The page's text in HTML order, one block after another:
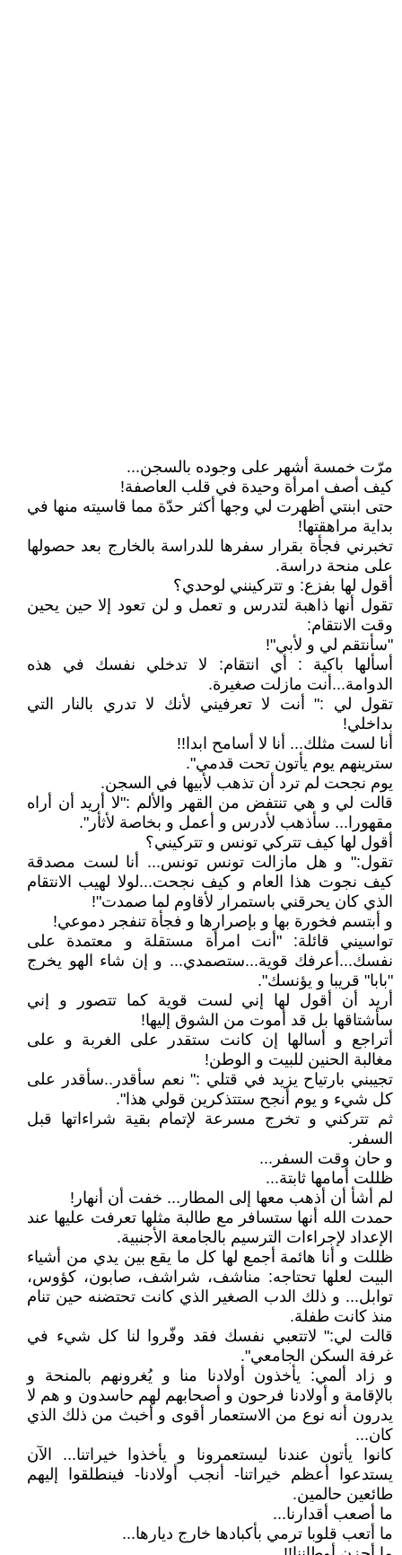
مرّت خمسة أشهر على وجوده بالسجن...
كيف أصف امرأة وحيدة في قلب العاصفة!
حتى ابنتي أظهرت لي وجها أكثر حدّة مما قاسيته منها في
بداية مراهقتها!
تخبرني فجأة بقرار سفرها للدراسة بالخارج بعد حصولها
على منحة دراسة.
أقول لها بفزع: و تتركينني لوحدي؟
تقول أنها ذاهبة لتدرس و تعمل و لن تعود إلا حين يحين
وقت الانتقام:
ʺسأنتقم لي و لأبيʺ!
أسألها باكية : أي انتقام: لا تدخلي نفسك في هذه
الدوامة...أنت مازلت صغيرة.
تقول لي :ʺ أنت لا تعرفيني لأنك لا تدري بالنار التي
بداخلي!
أنا لست مثلك... أنا لا أسامح ابدا!!
سترينهم يوم يأتون تحت قدميʺ.
يوم نجحت لم ترد أن تذهب لأبيها في السجن.
قالت لي و هي تنتفض من القهر والألم :ʺلا أريد أن أراه
مقهورا... سأذهب لأدرس و أعمل و بخاصة لأثأرʺ.
أقول لها كيف تتركي تونس و تتركيني؟
تقول:ʺ و هل مازالت تونس تونس... أنا لست مصدقة
كيف نجوت هذا العام و كيف نجحت...لولا لهيب الانتقام
الذي كان يحرقني باستمرار لأقاوم لما صمدتʺ!
و أبتسم فخورة بها و بإصرارها و فجأة تنفجر دموعي!
تواسيني قائلة: ʺأنت امرأة مستقلة و معتمدة على
نفسك...أعرفك قوية...ستصمدي... و إن شاء الهو يخرج
ʺباباʺ قريبا و يؤنسكʺ.
أريد أن أقول لها إني لست قوية كما تتصور و إني
سأشتاقها بل قد أموت من الشوق إليها!
أتراجع و أسالها إن كانت ستقدر على الغربة و على
مغالبة الحنين للبيت و الوطن!
تجيبني بارتياح يزيد في قتلي :ʺ نعم سأقدر..سأقدر على
كل شيء و يوم أنجح ستتذكرين قولي هذاʺ.
ثم تتركني و تخرج مسرعة لإتمام بقية شراءاتها قبل
السفر.
و حان وقت السفر...
ظللت أمامها ثابتة...
لم أشأ أن أذهب معها إلى المطار... خفت أن أنهار!
حمدت الله أنها ستسافر مع طالبة مثلها تعرفت عليها عند
الإعداد لإجراءات الترسيم بالجامعة الأجنبية.
ظللت و أنا هائمة أجمع لها كل ما يقع بين يدي من أشياء
البيت لعلها تحتاجه: مناشف، شراشف، صابون، كؤوس،
توابل... و ذلك الدب الصغير الذي كانت تحتضنه حين تنام
منذ كانت طفلة.
قالت لي:ʺ لاتتعبي نفسك فقد وفّروا لنا كل شيء في
غرفة السكن الجامعيʺ.
و زاد ألمي: يأخذون أولادنا منا و يُغرونهم بالمنحة و
بالإقامة و أولادنا فرحون و أصحابهم لهم حاسدون و هم لا
يدرون أنه نوع من الاستعمار أقوى و أخبث من ذلك الذي
كان...
كانوا يأتون عندنا ليستعمرونا و يأخذوا خيراتنا... الآن
يستدعوا أعظم خيراتنا- أنجب أولادنا- فينطلقوا إليهم
طائعين حالمين.
ما أصعب أقدارنا...
ما أتعب قلوبا ترمي بأكبادها خارج ديارها...